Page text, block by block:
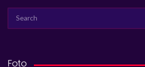
FOR:
Foto